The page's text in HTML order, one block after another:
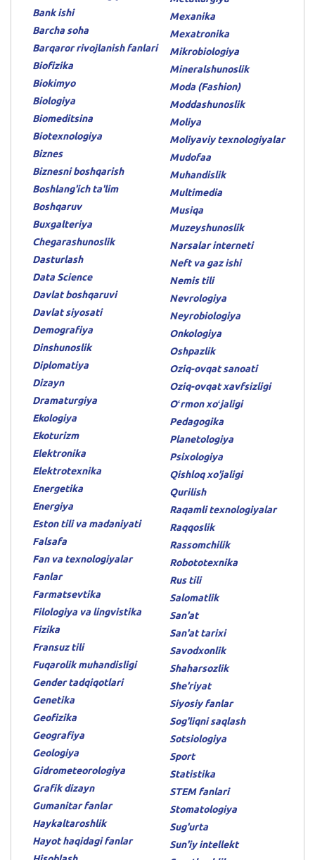
Bank ishi
Barcha soha
Barqaror rivojlanish fanlari
Biofizika
Biokimyo
Biologiya
Biomeditsina
Biotexnologiya
Biznes
Biznesni boshqarish
Boshlang'ich ta'lim
Boshqaruv
Buxgalteriya
Chegarashunoslik
Dasturlash
Data Science
Davlat boshqaruvi
Davlat siyosati
Demografiya
Dinshunoslik
Diplomatiya
Dizayn
Dramaturgiya
Ekologiya
Ekoturizm
Elektronika
Elektrotexnika
Energetika
Energiya
Eston tili va madaniyati
Falsafa
Fan va texnologiyalar
Fanlar
Farmatsevtika
Filologiya va lingvistika
Fizika
Fransuz tili
Fuqarolik muhandisligi
Gender tadqiqotlari
Genetika
Geofizika
Geografiya
Geologiya
Gidrometeorologiya
Grafik dizayn
Gumanitar fanlar
Haykaltaroshlik
Hayot haqidagi fanlar
Mexanika
Mexatronika
Mikrobiologiya
Mineralshunoslik
Moda (Fashion)
Moddashunoslik
Moliya
Moliyaviy texnologiyalar
Mudofaa
Muhandislik
Multimedia
Musiqa
Muzeyshunoslik
Narsalar interneti
Neft va gaz ishi
Nemis tili
Nevrologiya
Neyrobiologiya
Onkologiya
Oshpazlik
Oziq-ovqat sanoati
Oziq-ovqat xavfsizligi
Oʻrmon xoʻjaligi
Pedagogika
Planetologiya
Psixologiya
Qishloq xo'jaligi
Qurilish
Raqamli texnologiyalar
Raqqoslik
Rassomchilik
Robototexnika
Rus tili
Salomatlik
San'at
San'at tarixi
Savodxonlik
Shaharsozlik
She'riyat
Siyosiy fanlar
Sog'liqni saqlash
Sotsiologiya
Sport
Statistika
STEM fanlari
Stomatologiya
Sug'urta
Sun'iy intellekt